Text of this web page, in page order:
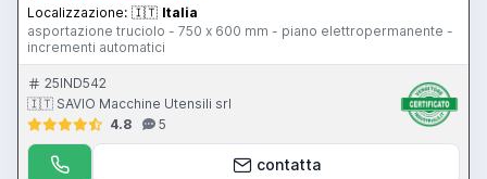
Localizzazione: 🇮🇹 Italia
asportazione truciolo - 750 x 600 mm - piano elettropermanente -
incrementi automatici
25IND542
🇮🇹 SAVIO Macchine Utensili srl
4.8
5
contatta